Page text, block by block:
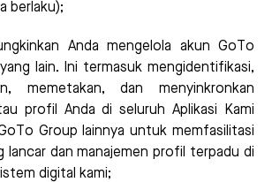
berlaku);
Anda mengelola akun GoTo
lain. Ini termasuk mengidentifikasi,
memetakan, dan menyinkronkan
profil Anda di seluruh Aplikasi Kami
Group lainnya untuk memfasilitasi
lancar dan manajemen profil terpadu di
digital kami;